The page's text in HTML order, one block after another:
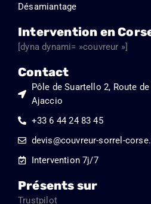
Désamiantage
Intervention en
[dyna dynami= »couvreur »]
Contact
Pôle de Suartello 2, Route
Ajaccio
+33 6 44 24 83 45
devis@couvreur-sorrel-
Intervention 7j/7
Présents sur
Trustpilot